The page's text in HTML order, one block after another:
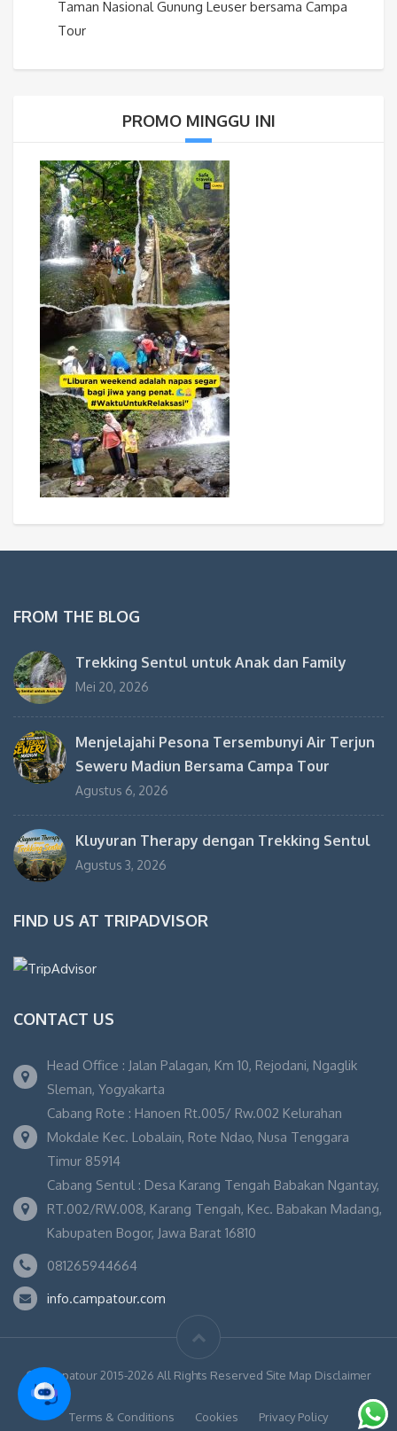
Taman Nasional Gunung Leuser bersama Campa
Tour
PROMO MINGGU INI
FROM THE BLOG
Trekking Sentul untuk Anak dan Family
Mei 20, 2026
Menjelajahi Pesona Tersembunyi Air Terjun
Seweru Madiun Bersama Campa Tour
Agustus 6, 2026
Kluyuran Therapy dengan Trekking Sentul
Agustus 3, 2026
FIND US AT TRIPADVISOR
CONTACT US
Head Office : Jalan Palagan, Km 10, Rejodani, Ngaglik
Sleman, Yogyakarta
Cabang Rote : Hanoen Rt.005/ Rw.002 Kelurahan
Mokdale Kec. Lobalain, Rote Ndao, Nusa Tenggara
Timur 85914
Cabang Sentul : Desa Karang Tengah Babakan Ngantay,
RT.002/RW.008, Karang Tengah, Kec. Babakan Madang,
Kabupaten Bogor, Jawa Barat 16810
081265944664
info.campatour.com
© Campatour 2015-2026 All Rights Reserved Site Map Disclaimer
Terms & Conditions Cookies Privacy Policy